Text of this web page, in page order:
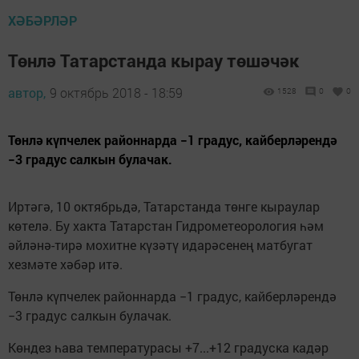
ХӘБӘРЛӘР
Төнлә Татарстанда кырау төшәчәк
автор, 9 октябрь 2018 - 18:59 1528 0 0
Төнлә күпчелек районнарда −1 градус, кайберләрендә
−3 градус салкын булачак.
Иртәгә, 10 октябрьдә, Татарстанда төнге кыраулар
көтелә. Бу хакта Татарстан Гидрометеорология һәм
әйләнә-тирә мохитне күзәтү идарәсенең матбугат
хезмәте хәбәр итә.
Төнлә күпчелек районнарда −1 градус, кайберләрендә
−3 градус салкын булачак.
Көндез һава температурасы +7...+12 градуска кадәр